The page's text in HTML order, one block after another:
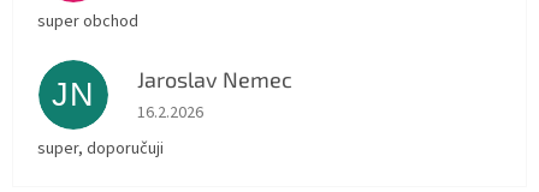
super obchod
JN Jaroslav Nemec
Hodnocení obchodu je 5 z 5 hvězdiček.
16.2.2026
super, doporučuji